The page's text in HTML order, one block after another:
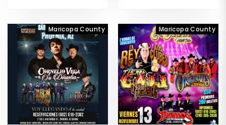
Maricopa County Maricopa County